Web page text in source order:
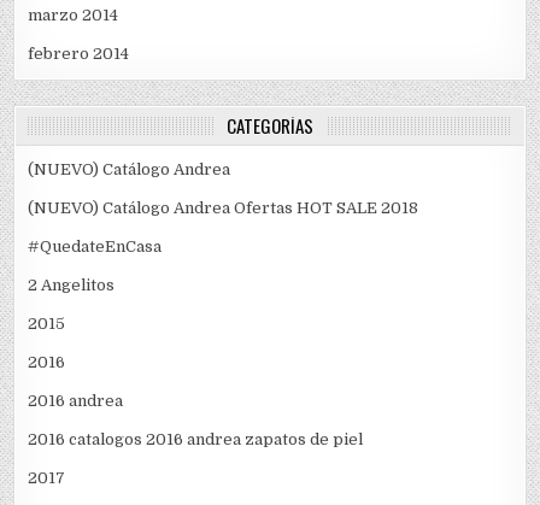
marzo 2014
febrero 2014
CATEGORÍAS
(NUEVO) Catálogo Andrea
(NUEVO) Catálogo Andrea Ofertas HOT SALE 2018
#QuedateEnCasa
2 Angelitos
2015
2016
2016 andrea
2016 catalogos 2016 andrea zapatos de piel
2017